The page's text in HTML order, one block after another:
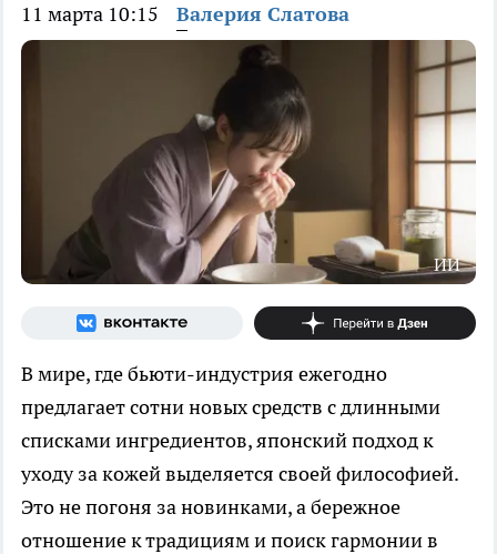
11 марта 10:15 Валерия Слатова
ИИ
В мире, где бьюти-индустрия ежегодно
предлагает сотни новых средств с длинными
списками ингредиентов, японский подход к
уходу за кожей выделяется своей философией.
Это не погоня за новинками, а бережное
отношение к традициям и поиск гармонии в